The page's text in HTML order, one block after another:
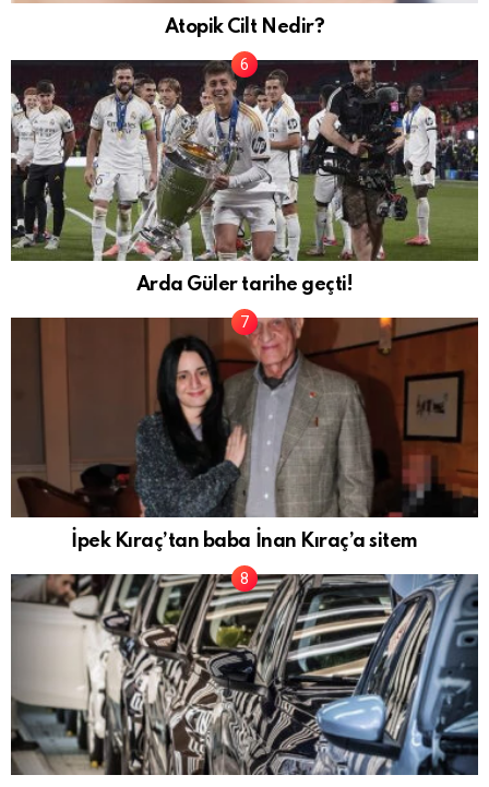
Atopik Cilt Nedir?
Arda Güler tarihe geçti!
İpek Kıraç’tan baba İnan Kıraç’a sitem